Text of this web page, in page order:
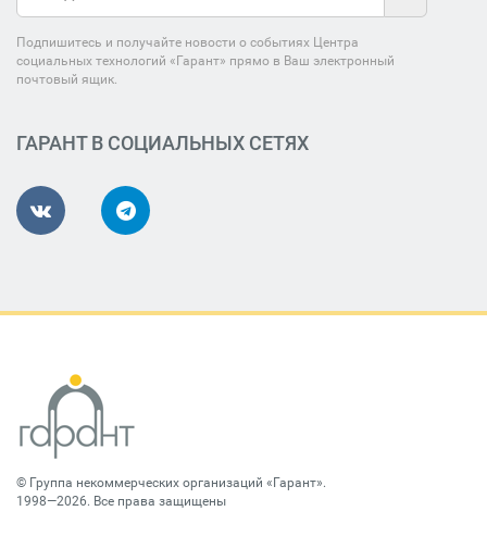
Подпишитесь и получайте новости о событиях Центра
социальных технологий «Гарант» прямо в Ваш электронный
почтовый ящик.
ГАРАНТ В СОЦИАЛЬНЫХ СЕТЯХ
© Группа некоммерческих организаций «Гарант».
1998—2026. Все права защищены